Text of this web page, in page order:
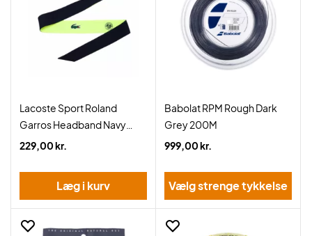
Lacoste Sport Roland
Garros Headband Navy
Blue/Yellow
229,00 kr.
Læg i kurv
Babolat RPM Rough Dark
Grey 200M
999,00 kr.
Vælg strenge tykkelse